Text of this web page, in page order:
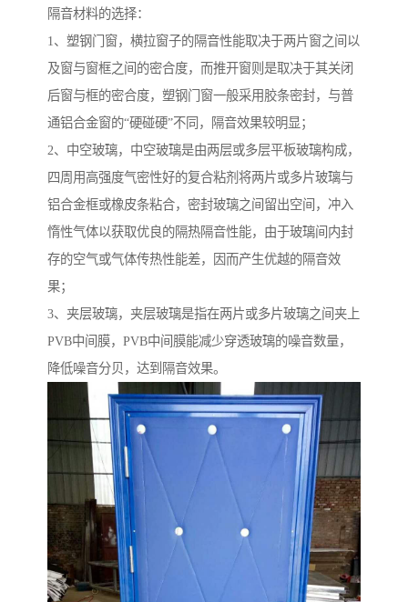
隔音材料的选择：
1、塑钢门窗，横拉窗子的隔音性能取决于两片窗之间以
及窗与窗框之间的密合度，而推开窗则是取决于其关闭
后窗与框的密合度，塑钢门窗一般采用胶条密封，与普
通铝合金窗的“硬碰硬”不同，隔音效果较明显；
2、中空玻璃，中空玻璃是由两层或多层平板玻璃构成，
四周用高强度气密性好的复合粘剂将两片或多片玻璃与
铝合金框或橡皮条粘合，密封玻璃之间留出空间，冲入
惰性气体以获取优良的隔热隔音性能，由于玻璃间内封
存的空气或气体传热性能差，因而产生优越的隔音效
果；
3、夹层玻璃，夹层玻璃是指在两片或多片玻璃之间夹上
PVB中间膜，PVB中间膜能减少穿透玻璃的噪音数量，
降低噪音分贝，达到隔音效果。